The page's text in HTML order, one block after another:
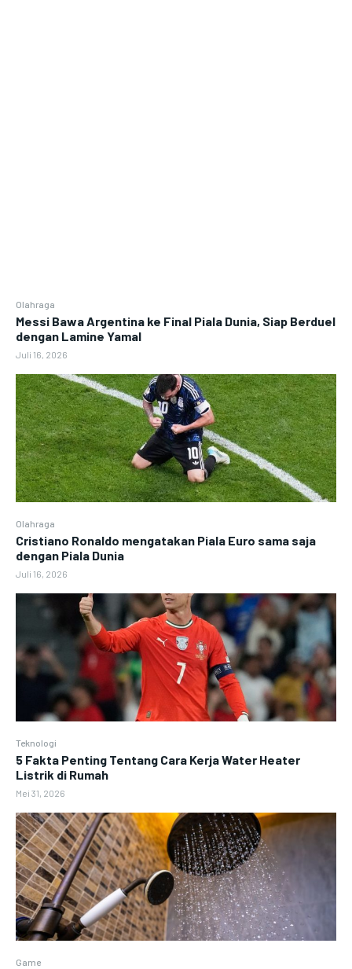
Olahraga
Messi Bawa Argentina ke Final Piala Dunia, Siap Berduel
dengan Lamine Yamal
Juli 16, 2026
Olahraga
Cristiano Ronaldo mengatakan Piala Euro sama saja
dengan Piala Dunia
Juli 16, 2026
Teknologi
5 Fakta Penting Tentang Cara Kerja Water Heater
Listrik di Rumah
Mei 31, 2026
Game